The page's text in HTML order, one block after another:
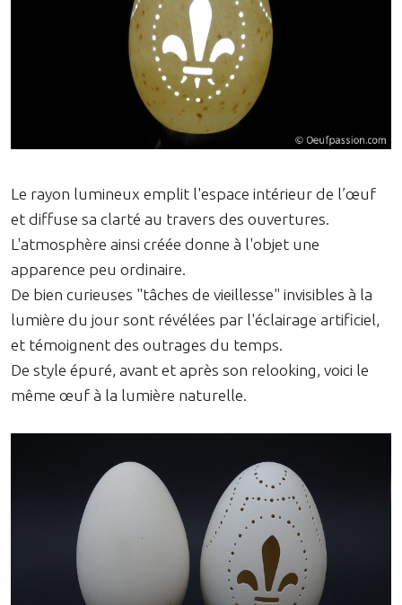
Le rayon lumineux emplit l'espace intérieur de l’œuf
et diffuse sa clarté au travers des ouvertures.
L'atmosphère ainsi créée donne à l'objet une
apparence peu ordinaire.
De bien curieuses "tâches de vieillesse" invisibles à la
lumière du jour sont révélées par l'éclairage artificiel,
et témoignent des outrages du temps.
De style épuré, avant et après son relooking, voici le
même œuf à la lumière naturelle.